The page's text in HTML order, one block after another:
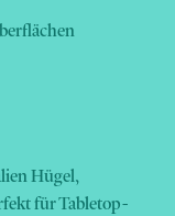
Hügel,
für Tabletop-